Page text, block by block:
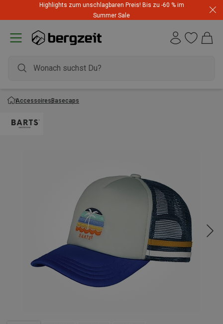
Highlights zum unschlagbaren Preis! Bis zu -60 % im
Summer Sale
AccessoiresBasecaps